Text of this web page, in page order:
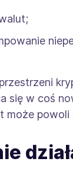
się w coś
może